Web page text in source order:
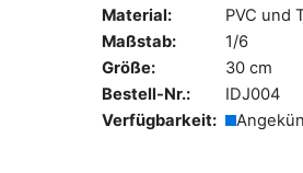
Material:
PVC und
Maßstab:
1/6
Größe:
30 cm
Bestell-Nr.:
IDJ004
Verfügbarkeit: